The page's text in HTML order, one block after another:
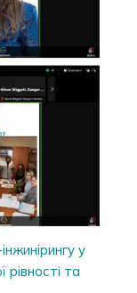
у
рівності та